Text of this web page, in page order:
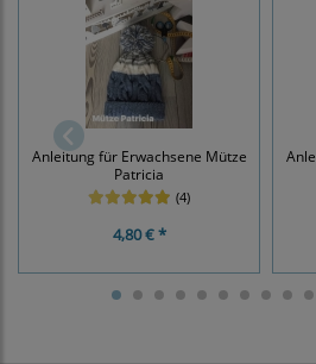
Anleitung für Erwachsene Mütze
Patricia
(4)
4,80 € *